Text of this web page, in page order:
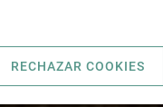
RECHAZAR COOKIES